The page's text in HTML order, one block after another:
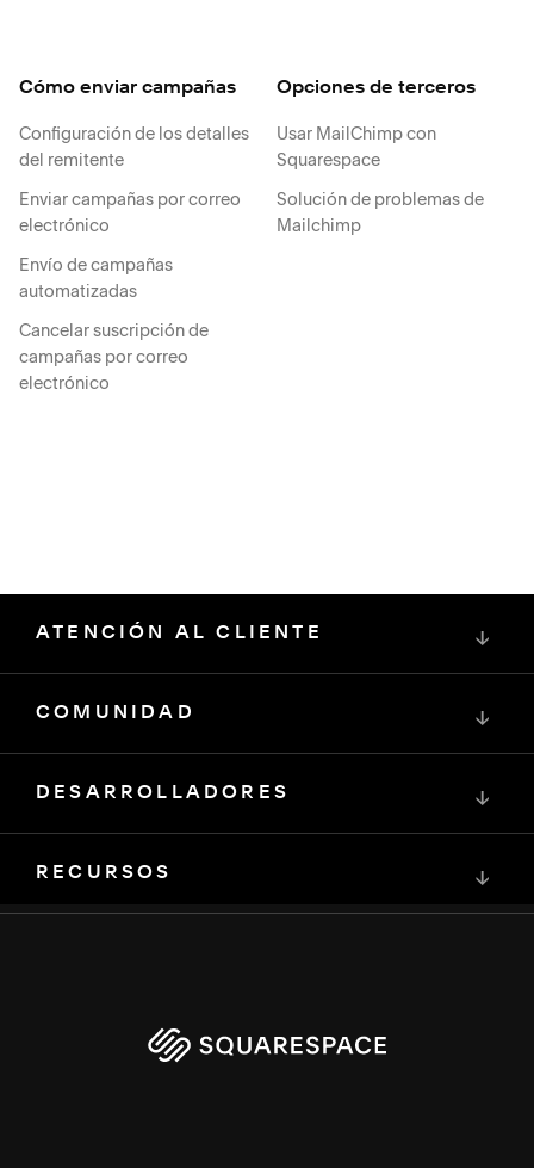
Cómo enviar campañas
Configuración de los detalles
del remitente
Enviar campañas por correo
electrónico
Envío de campañas
automatizadas
Cancelar suscripción de
campañas por correo
electrónico
Opciones de terceros
Usar MailChimp con
Squarespace
Solución de problemas de
Mailchimp
ATENCIÓN AL CLIENTE ↓
COMUNIDAD ↓
DESARROLLADORES ↓
RECURSOS ↓